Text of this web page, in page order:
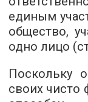
единым
общество,
одно лицо
Поскольку
своих чисто